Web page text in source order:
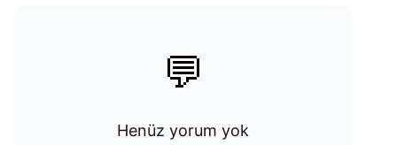
💬
Henüz yorum yok